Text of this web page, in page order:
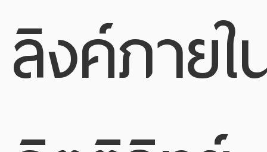
ลิงค์ภายใ